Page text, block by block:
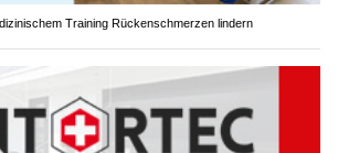
Training Rückenschmerzen lindern